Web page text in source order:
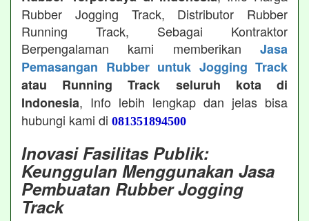
Rubber Jogging Track, Distributor Rubber
Running Track, Sebagai Kontraktor
Berpengalaman kami memberikan Jasa
Pemasangan Rubber untuk Jogging Track
atau Running Track seluruh kota di
Indonesia, Info lebih lengkap dan jelas bisa
hubungi kami di 081351894500
Inovasi Fasilitas Publik:
Keunggulan Menggunakan Jasa
Pembuatan Rubber Jogging
Track